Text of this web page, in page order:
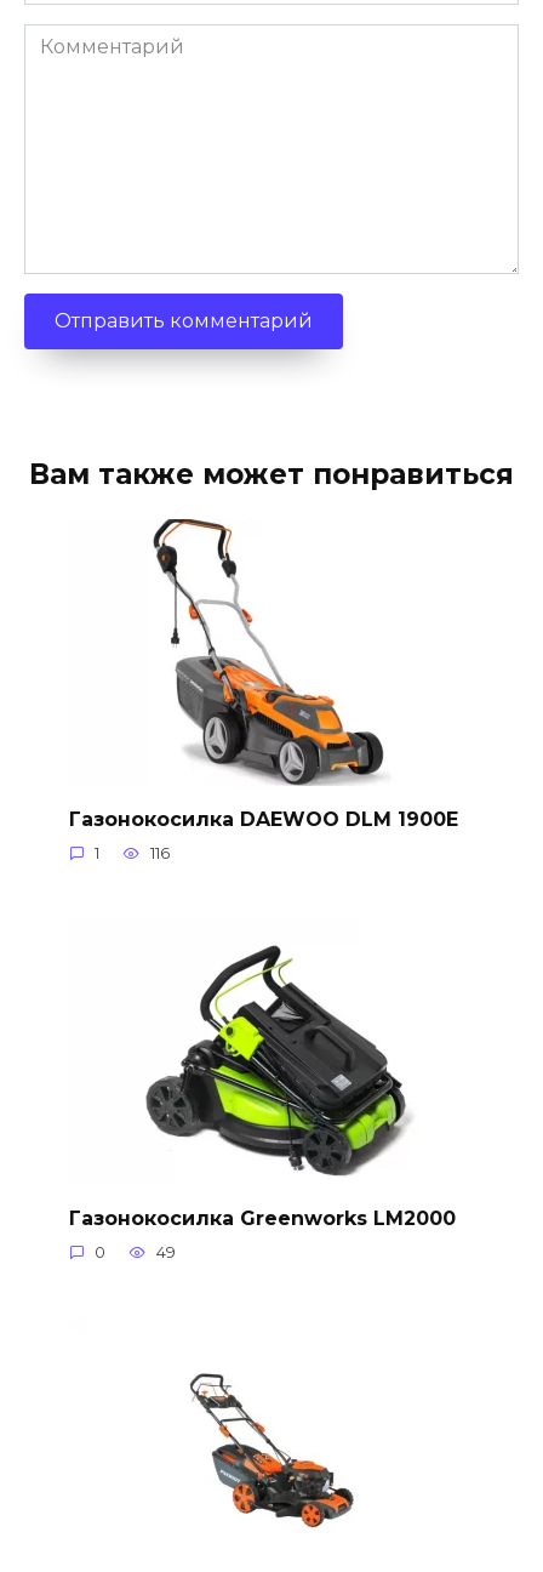
Комментарий
Вам также может понравиться
Газонокосилка DAEWOO DLM 1900E
1 116
Газонокосилка Greenworks LM2000
0 49